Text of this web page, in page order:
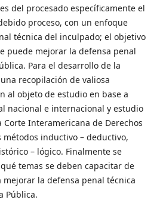
del procesado específicamente el
proceso, con un enfoque
técnica del inculpado; el objetivo
puede mejorar la defensa penal
Para el desarrollo de la
recopilación de valiosa
al objeto de estudio en base a
nacional e internacional y estudio
Interamericana de Derechos
inductivo – deductivo,
– lógico. Finalmente se
temas se deben capacitar de
la defensa penal técnica
Pública.